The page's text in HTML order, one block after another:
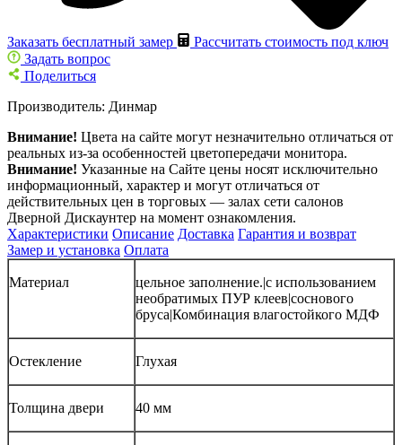
Заказать бесплатный замер
Рассчитать стоимость под ключ
Задать вопрос
Поделиться
Производитель: Динмар
Внимание! Цвета на сайте могут незначительно отличаться от
реальных из-за особенностей цветопередачи монитора.
Внимание! Указанные на Сайте цены носят исключительно
информационный, характер и могут отличаться от
действительных цен в торговых — залах сети салонов
Дверной Дискаунтер на момент ознакомления.
Характеристики Описание Доставка Гарантия и возврат
Замер и установка Оплата
Материал
цельное заполнение.|с использованием
необратимых ПУР клеев|соснового
бруса|Комбинация влагостойкого МДФ
Остекление Глухая
Толщина двери 40 мм